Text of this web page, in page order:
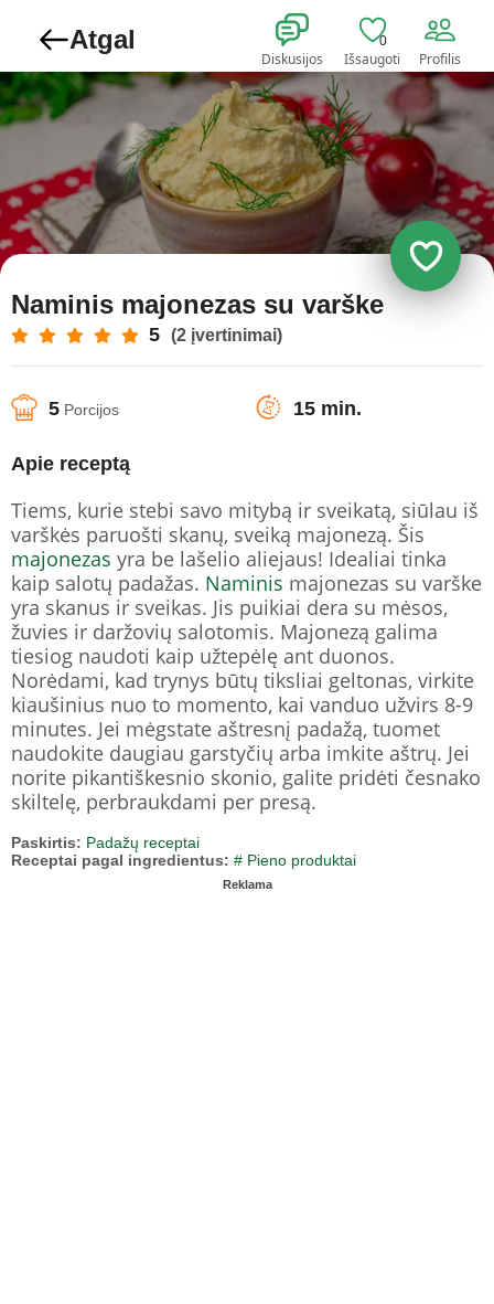
Atgal
Diskusijos
0
Išsaugoti Profilis
Naminis majonezas su varške
5 (2 įvertinimai)
5 Porcijos 15 min.
Apie receptą
Tiems, kurie stebi savo mitybą ir sveikatą, siūlau iš
varškės paruošti skanų, sveiką majonezą. Šis
majonezas yra be lašelio aliejaus! Idealiai tinka
kaip salotų padažas. Naminis majonezas su varške
yra skanus ir sveikas. Jis puikiai dera su mėsos,
žuvies ir daržovių salotomis. Majonezą galima
tiesiog naudoti kaip užtepėlę ant duonos.
Norėdami, kad trynys būtų tiksliai geltonas, virkite
kiaušinius nuo to momento, kai vanduo užvirs 8-9
minutes. Jei mėgstate aštresnį padažą, tuomet
naudokite daugiau garstyčių arba imkite aštrų. Jei
norite pikantiškesnio skonio, galite pridėti česnako
skiltelę, perbraukdami per presą.
Paskirtis: Padažų receptai
Receptai pagal ingredientus: # Pieno produktai
Reklama